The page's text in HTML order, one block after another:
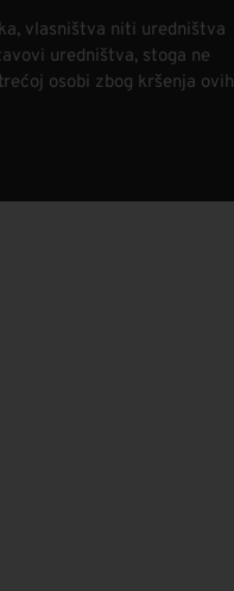
vlasništva niti uredništva
uredništva, stoga ne
osobi zbog kršenja ovih